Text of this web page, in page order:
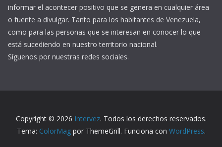
informar el acontecer positivo que se genera en cualquier área
o fuente a divulgar. Tanto para los habitantes de Venezuela,
como para las personas que se interesan en conocer lo que
está sucediendo en nuestro territorio nacional.
Síguenos por nuestras redes sociales.
Copyright © 2026 Intervez. Todos los derechos reservados.
Tema: ColorMagpor ThemeGrill. Funciona con WordPress.